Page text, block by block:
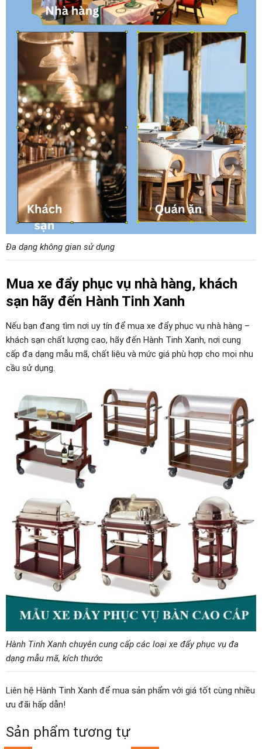
Đa dạng không gian sử dụng
Mua xe đẩy phục vụ nhà hàng, khách
sạn hãy đến Hành Tinh Xanh
Nếu bạn đang tìm nơi uy tín để mua xe đẩy phục vụ nhà hàng –
khách sạn chất lượng cao, hãy đến Hành Tinh Xanh, nơi cung
cấp đa dạng mẫu mã, chất liệu và mức giá phù hợp cho mọi nhu
cầu sử dụng.
Hành Tinh Xanh chuyên cung cấp các loại xe đẩy phục vụ đa
dạng mẫu mã, kích thước
Liên hệ Hành Tinh Xanh để mua sản phẩm với giá tốt cùng nhiều
ưu đãi hấp dẫn!
Sản phẩm tương tự